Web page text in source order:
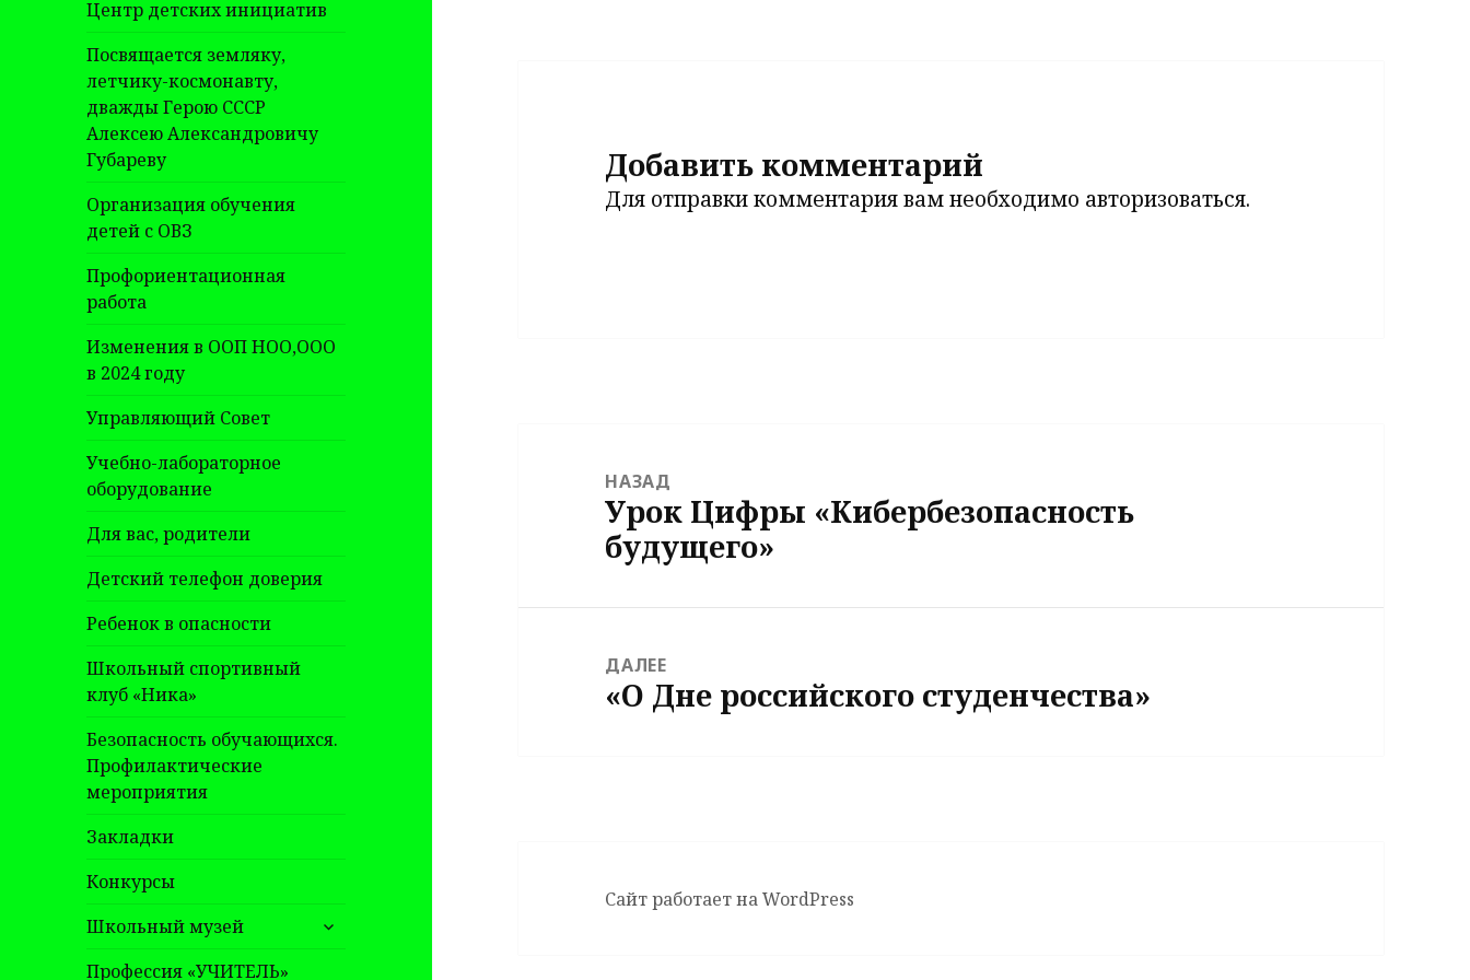
Центр детских инициатив
Посвящается земляку,
летчику-космонавту,
дважды Герою СССР
Алексею Александровичу
Губареву
Организация обучения
детей с ОВЗ
Профориентационная
работа
Изменения в ООП НОО,ООО
в 2024 году
Управляющий Совет
Учебно-лабораторное
оборудование
Для вас, родители
Детский телефон доверия
Ребенок в опасности
Школьный спортивный
клуб «Ника»
Безопасность обучающихся.
Профилактические
мероприятия
Закладки
Конкурсы
Школьный музей
раскрыть
дочернее
Профессия «УЧИТЕЛЬ»
Добавить комментарий
Для отправки комментария вам необходимо авторизоваться.
записям
НАЗАД
Предыдущая
запись:
Урок Цифры «Кибербезопасность
будущего»
ДАЛЕЕ
Следующая
«О Дне российского студенчества»
Сайт работает на WordPress